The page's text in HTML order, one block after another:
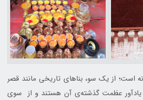
است؛ از یک سو، بناهای تاریخی مانند قصر
یادآور عظمت گذشته‌ی آن هستند و از سوی